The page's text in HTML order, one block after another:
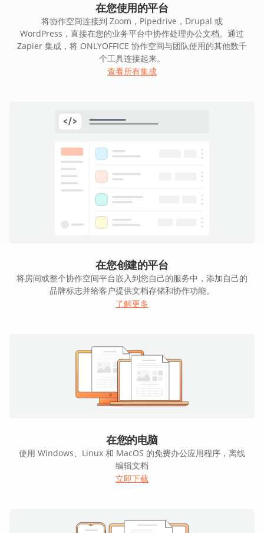
在您使用的平台
将协作空间连接到 Zoom，Pipedrive，Drupal 或
WordPress，直接在您的业务平台中协作处理办公文档。通过
Zapier 集成，将 ONLYOFFICE 协作空间与团队使用的其他数千
个工具连接起来。
查看所有集成
在您创建的平台
将房间或整个协作空间平台嵌入到您自己的服务中，添加自己的
品牌标志并给客户提供文档存储和协作功能。
了解更多
在您的电脑
使用 Windows、Linux 和 MacOS 的免费办公应用程序，离线
编辑文档
立即下载